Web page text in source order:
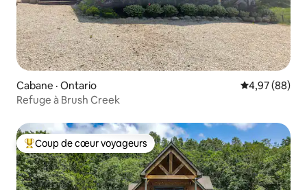
Cabane · Ontario Note
4,97 (88)
Refuge à Brush Creek
Coup de cœur voyageurs parmi les plus aimés
Coup de cœur voyageurs